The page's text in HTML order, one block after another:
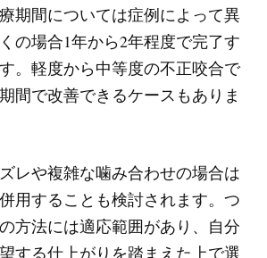
期間については症例によって異
の場合1年から2年程度で完了す
。軽度から中等度の不正咬合で
間で改善できるケースもありま
レや複雑な噛み合わせの場合は
用することも検討されます。つ
方法には適応範囲があり、自分
する仕上がりを踏まえた上で選